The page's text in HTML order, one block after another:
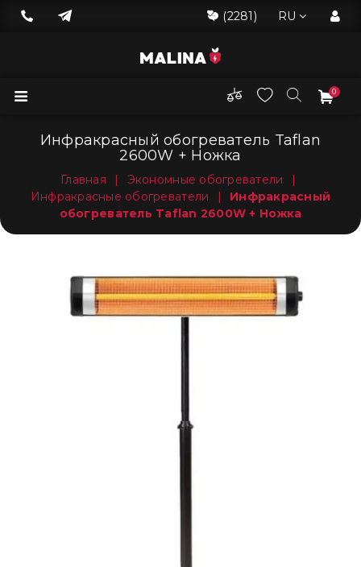
(2281) RU
0
Инфракрасный обогреватель Taflan
2600W + Ножка
Главная | Экономные обогреватели
|
Инфракрасные обогреватели
|
Инфракрасный
обогреватель Taflan 2600W + Ножка